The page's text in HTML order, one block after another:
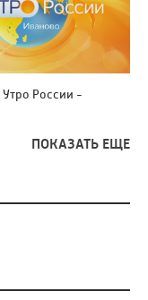
Утро России -
ПОКАЗАТЬ ЕЩЕ